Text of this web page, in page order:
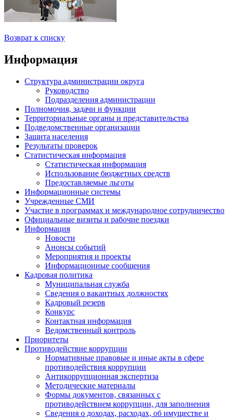
Возврат к списку
Информация
Структура администрации округа
Руководство
Подразделения администрации
Полномочия, задачи и функции
Территориальные органы и представительства
Подведомственные организации
Защита населения
Результаты проверок
Статистическая информация
Статистическая информация
Использование бюджетных средств
Предоставляемые льготы
Информационные системы
Учрежденные СМИ
Участие в программах и международное сотрудничество
Официальные визиты и рабочие поездки
Информация
Новости
Анонсы событий
Мероприятия и проекты
Информационные сообщения
Кадровая политика
Муниципальная служба
Сведения о вакантных должностях
Кадровый резерв
Конкурс
Контактная информация
Ведомственный контроль
Приоритеты
Противодействие коррупции
Нормативные правовые и иные акты в сфере
противодействия коррупции
Антикоррупционная экспертиза
Методические материалы
Формы документов, связанных с
противодействием коррупции, для заполнения
Сведения о доходах, расходах, об имуществе и